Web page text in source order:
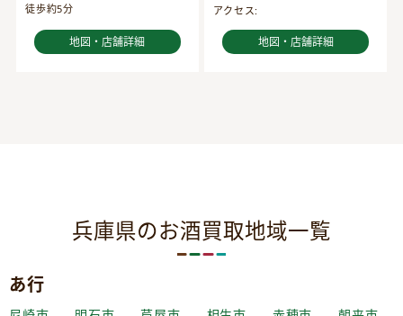
徒歩約5分
地図・店舗詳細
アクセス:
地図・店舗詳細
兵庫県のお酒買取地域一覧
あ行